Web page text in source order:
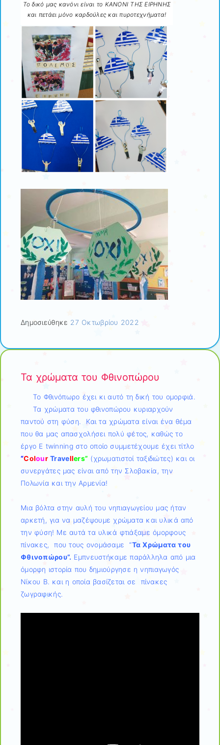
Το δικό μας κανόνι είναι το ΚΑΝΟΝΙ ΤΗΣ ΕΙΡΗΝΗΣ
και πετάει μόνο καρδούλες και πυροτεχνήματα!
Δημοσιεύθηκε 27 Οκτωβρίου 2022
Τα χρώματα του Φθινοπώρου
Το Φθινόπωρο έχει κι αυτό τη δική του ομορφιά.
Τα χρώματα του φθινοπώρου κυριαρχούν
παντού στη φύση. Και τα χρώματα είναι ένα θέμα
που θα μας απασχολήσει πολύ φέτος, καθώς το
έργο E twinning στο οποίο συμμετέχουμε έχει τίτλο
“ColourTravellers” (χρωματιστοί ταξιδιώτες) και οι
συνεργάτες μας είναι από την Σλοβακία, την
Πολωνία και την Αρμενία!
Μια βόλτα στην αυλή του νηπιαγωγείου μας ήταν
αρκετή, για να μαζέψουμε χρώματα και υλικά από
την φύση! Με αυτά τα υλικά φτιάξαμε όμορφους
πίνακες, που τους ονομάσαμε “Τα Χρώματα του
Φθινοπώρου”. Εμπνευστήκαμε παράλληλα από μια
όμορφη ιστορία που δημιούργησε η νηπιαγωγός
Νίκου Β. και η οποία βασίζεται σε πίνακες
ζωγραφικής.